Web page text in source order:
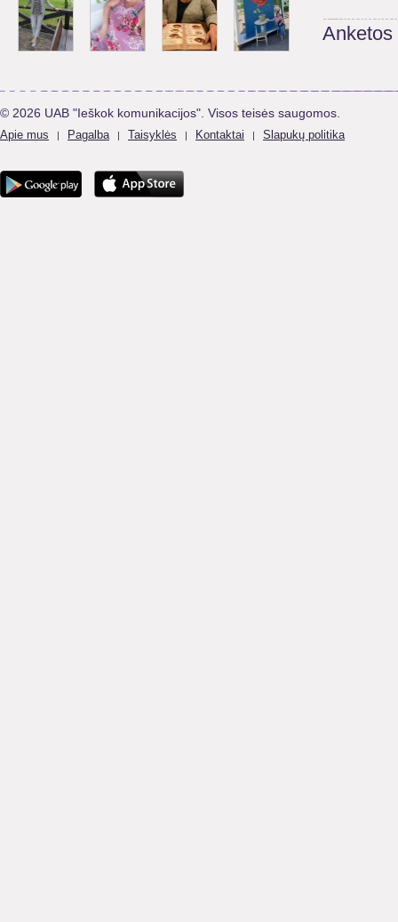
Anketos
© 2026 UAB "Ieškok komunikacijos". Visos teisės saugomos.
Apie mus | Pagalba | Taisyklės | Kontaktai | Slapukų politika